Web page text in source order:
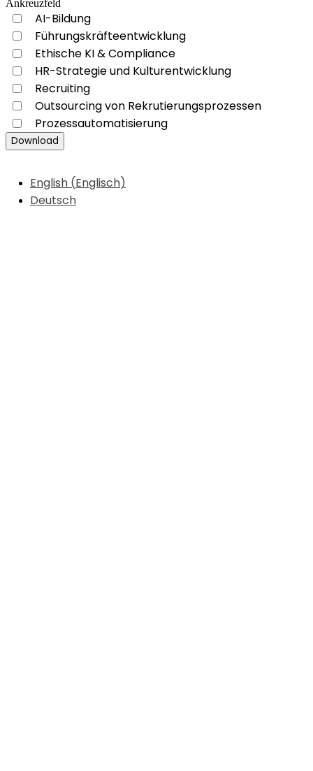
Ankreuzfeld
AI-Bildung
Führungskräfteentwicklung
Ethische KI & Compliance
HR-Strategie und Kulturentwicklung
Recruiting
Outsourcing von Rekrutierungsprozessen
Prozessautomatisierung
Download
English (Englisch)
Deutsch